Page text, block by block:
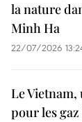
la nature
Minh Ha
22/07/2026
Le
pour les